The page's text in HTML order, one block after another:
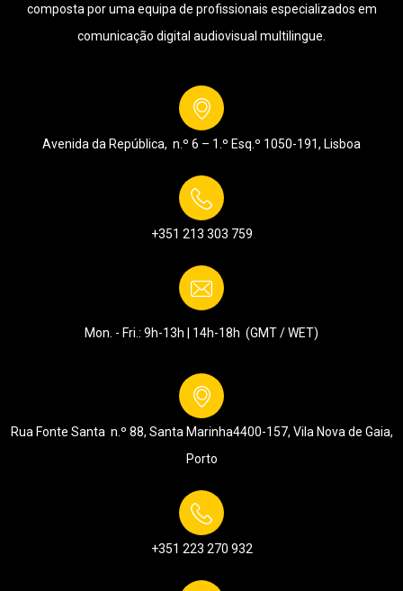
composta por uma equipa de profissionais especializados em
comunicação digital audiovisual multilingue.
Avenida da República, n.º 6 – 1.º Esq.º 1050-191, Lisboa
+351 213 303 759
Mon. - Fri.: 9h-13h | 14h-18h (GMT / WET)
Rua Fonte Santa n.º 88, Santa Marinha4400-157, Vila Nova de Gaia,
Porto
+351 223 270 932